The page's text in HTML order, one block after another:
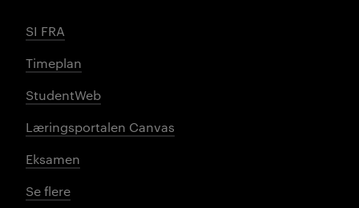
SI FRA
Timeplan
StudentWeb
Læringsportalen Canvas
Eksamen
Se flere